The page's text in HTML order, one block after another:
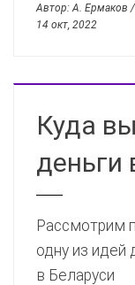
Автор: А. Ермаков /
14 окт, 2022
Куда
деньги
Рассмотрим
одну из идей
в Беларуси